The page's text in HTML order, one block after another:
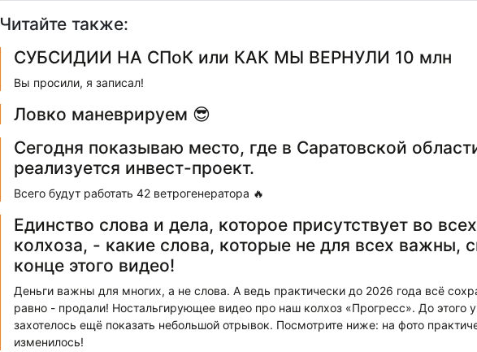
Читайте также:
СУБСИДИИ НА СПоК или КАК МЫ ВЕРНУЛИ 10 млн
Вы просили, я записал!
Ловко маневрируем 😎
Сегодня показываю место, где в Саратовской
реализуется инвест-проект.
Всего будут работать 42 ветрогенератора 🔥
Единство слова и дела, которое присутствует во
колхоза, - какие слова, которые не для всех важны,
конце этого видео!
Деньги важны для многих, а не слова. А ведь практически до 2026 года всё
равно - продали! Ностальгирующее видео про наш колхоз «Прогресс». До этого
захотелось ещё показать небольшой отрывок. Посмотрите ниже: на фото
изменилось!